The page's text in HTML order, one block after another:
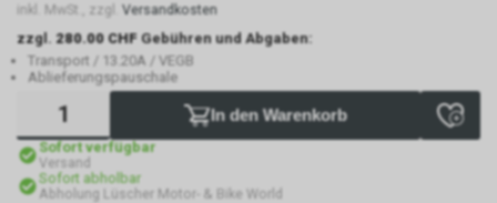
inkl. MwSt., zzgl. Versandkosten
zzgl. 280.00 CHF Gebühren und Abgaben:
Transport / 13.20A / VEGB
Ablieferungspauschale
In den Warenkorb
Sofort verfügbar
Versand
Sofort abholbar
Abholung Lüscher Motor- & Bike World